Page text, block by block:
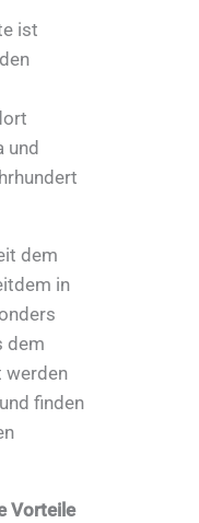
ist
und
dem
in
dem
werden
finden
Vorteile